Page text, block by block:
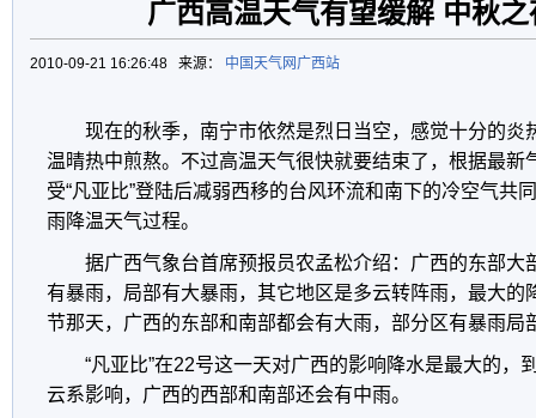
广西高温天气有望缓解 中秋
2010-09-21 16:26:48 来源： 中国天气网广西站
现在的秋季，南宁市依然是烈日当空，感觉十分的炎
温晴热中煎熬。不过高温天气很快就要结束了，根据最新
受“凡亚比”登陆后减弱西移的台风环流和南下的冷空气共
雨降温天气过程。
据广西气象台首席预报员农孟松介绍：广西的东部大
有暴雨，局部有大暴雨，其它地区是多云转阵雨，最大的
节那天，广西的东部和南部都会有大雨，部分区有暴雨局
“凡亚比”在22号这一天对广西的影响降水是最大的，
云系影响，广西的西部和南部还会有中雨。